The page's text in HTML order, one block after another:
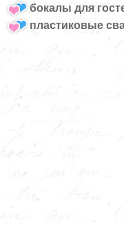
бокалы для
пластиковые